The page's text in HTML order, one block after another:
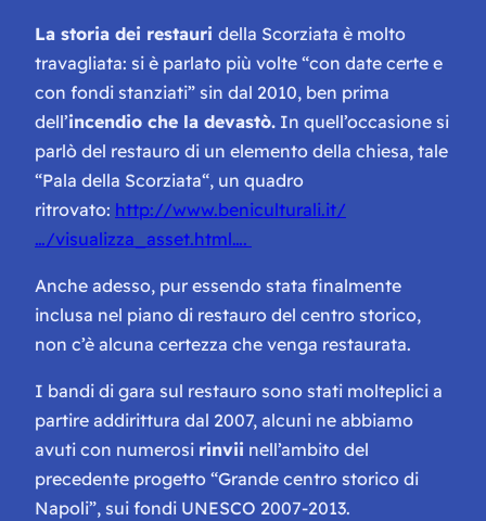
La storia dei restauri della Scorziata è molto
travagliata: si è parlato più volte “con date certe e
con fondi stanziati” sin dal 2010, ben prima
dell’incendio che la devastò. In quell’occasione si
parlò del restauro di un elemento della chiesa, tale
“Pala della Scorziata“, un quadro
ritrovato: http://www.beniculturali.it/
…/visualizza_asset.html….
Anche adesso, pur essendo stata finalmente
inclusa nel piano di restauro del centro storico,
non c’è alcuna certezza che venga restaurata.
I bandi di gara sul restauro sono stati molteplici a
partire addirittura dal 2007, alcuni ne abbiamo
avuti con numerosi rinvii nell’ambito del
precedente progetto “Grande centro storico di
Napoli”, sui fondi UNESCO 2007-2013.